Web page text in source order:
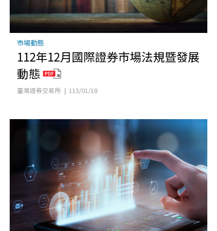
市場動態
112年12月國際證券市場法規暨發展
動態
臺灣證券交易所 | 113/01/18